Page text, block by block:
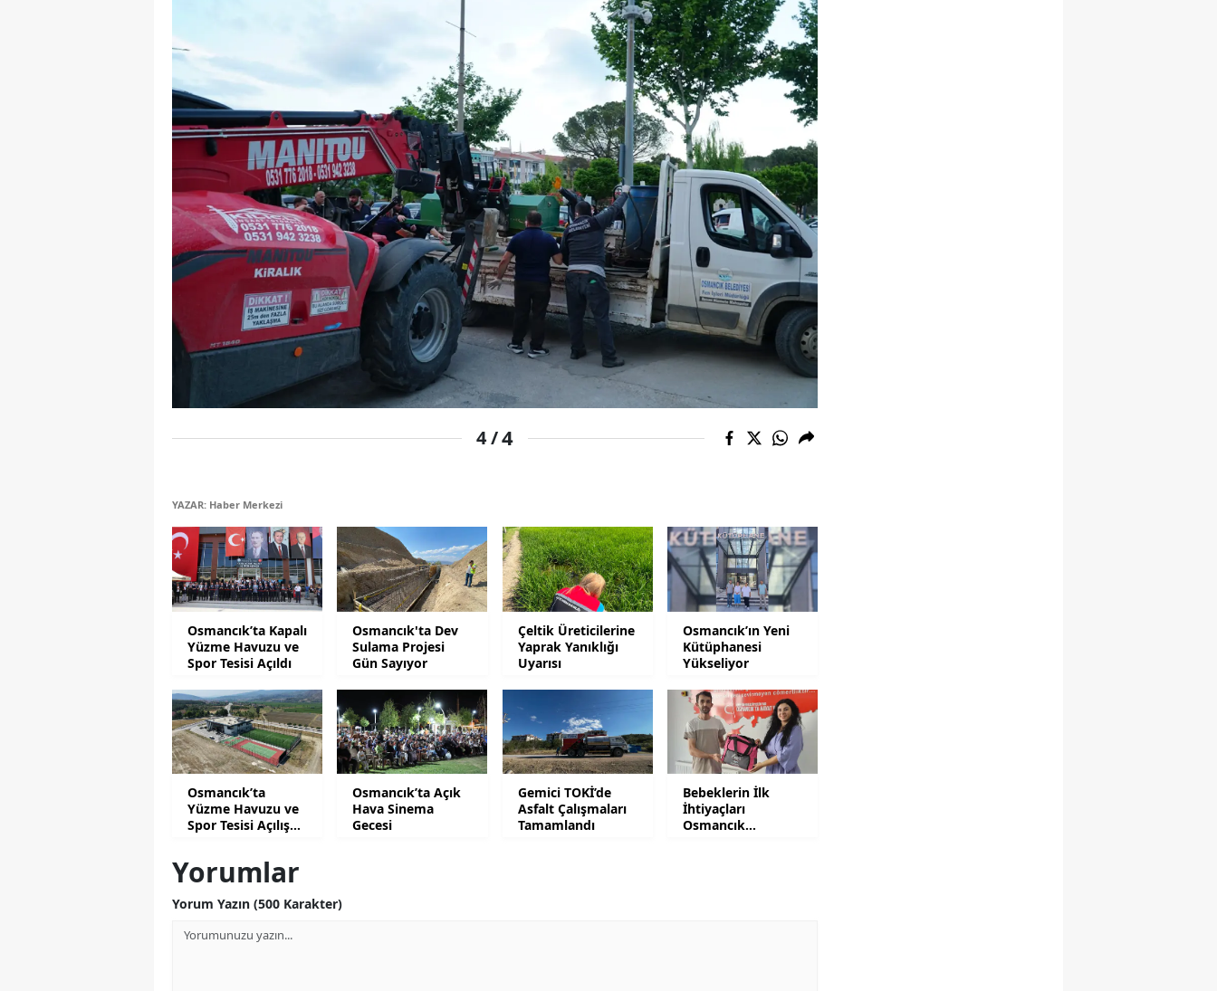
Trabzon
Tunceli
Şanlıurfa
Uşak
Van
Yozgat
Zonguldak
Aksaray
Bayburt
Karaman
Kırıkkale
Batman
Ardahan
Iğdır
Karabük
Kilis
Osmaniye
Düzce
4 /4
YAZAR: Haber Merkezi
Osmancık’ta Kapalı
Yüzme Havuzu ve
Spor Tesisi Açıldı
Osmancık'ta Dev
Sulama Projesi
Gün Sayıyor
Çeltik Üreticilerine
Yaprak Yanıklığı
Uyarısı
Osmancık’ın Yeni
Kütüphanesi
Yükseliyor
Osmancık’ta
Yüzme Havuzu ve
Spor Tesisi Açılış
Osmancık’ta Açık
Hava Sinema
Gecesi
Gemici TOKİ’de
Asfalt Çalışmaları
Tamamlandı
Bebeklerin İlk
İhtiyaçları
Osmancık
Yorumlar
Yorum Yazın (500 Karakter)